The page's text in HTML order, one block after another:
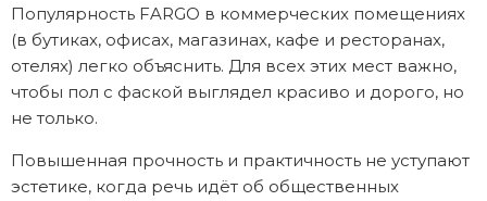
Популярность FARGO в коммерческих помещениях
(в бутиках, офисах, магазинах, кафе и ресторанах,
отелях) легко объяснить. Для всех этих мест важно,
чтобы пол с фаской выглядел красиво и дорого, но
не только.
Повышенная прочность и практичность не уступают
эстетике, когда речь идёт об общественных